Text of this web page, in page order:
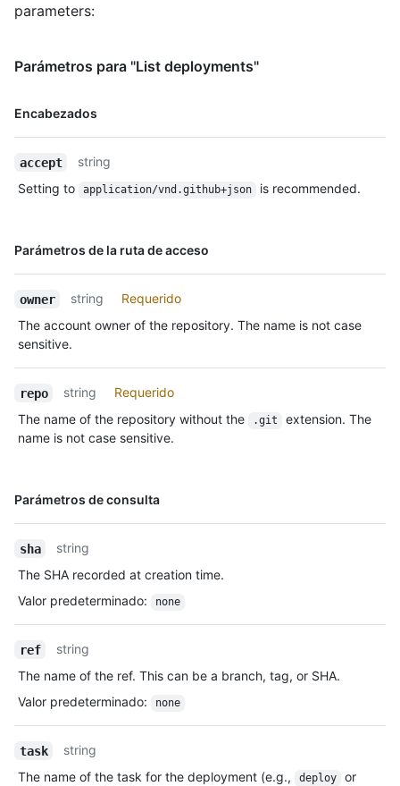
parameters:
Parámetros para "List deployments"
Encabezados
Nombre,
accept
string
Setting to
application/vnd.github+json is recommended.
Parámetros de la ruta de acceso
Nombre,
owner string
Requerido
The account owner of the repository. The name is not case
sensitive.
repo string
Requerido
The name of the repository without the
.git
extension. The
name is not case sensitive.
Parámetros de consulta
Nombre,
sha
string
The SHA recorded at creation time.
Valor predeterminado: none
ref
string
The name of the ref. This can be a branch, tag, or SHA.
Valor predeterminado: none
task
string
The name of the task for the deployment (e.g.,
deploy or